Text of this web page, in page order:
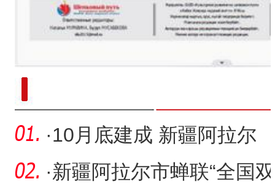
·10月底建成 新疆阿拉尔
市将再添打卡地
·新疆阿拉尔市蝉联“全国双